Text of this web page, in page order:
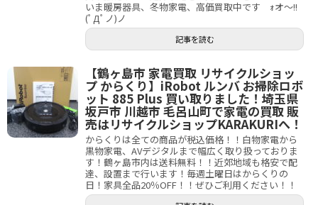
いま暖房器具、冬物家電、高価買取中です ｫオ～!!
(ﾟДﾟノ)ノ
記事を読む
【鶴ヶ島市 家電買取 リサイクルショッ
プ からくり】iRobot ルンバ お掃除ロボ
ット 885 Plus 買い取りました！埼玉県
坂戸市 川越市 毛呂山町で家電の買取 販
売はリサイクルショップKARAKURIへ！
からくりは全ての商品が税込価格！！白物家電から
黒物家電、AVデジタルまで幅広く取り扱っておりま
す！鶴ヶ島市内は送料無料！！近郊地域も格安で配
達、設置まで行います！毎週土曜日はからくりの
日！家具全品20％OFF！！ぜひご利用ください！！